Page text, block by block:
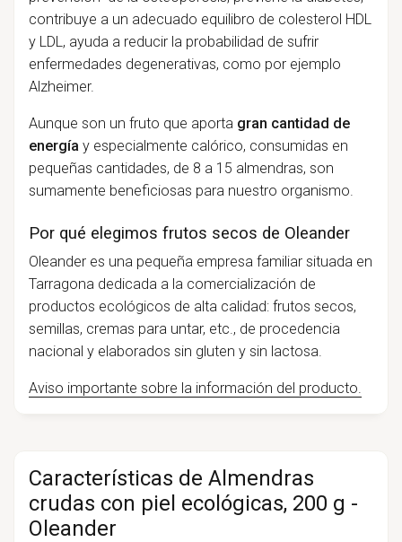
contribuye a un adecuado equilibro de colesterol HDL
y LDL, ayuda a reducir la probabilidad de sufrir
enfermedades degenerativas, como por ejemplo
Alzheimer.
Aunque son un fruto que aporta gran cantidad de
energía y especialmente calórico, consumidas en
pequeñas cantidades, de 8 a 15 almendras, son
sumamente beneficiosas para nuestro organismo.
Por qué elegimos frutos secos de Oleander
Oleander es una pequeña empresa familiar situada en
Tarragona dedicada a la comercialización de
productos ecológicos de alta calidad: frutos secos,
semillas, cremas para untar, etc., de procedencia
nacional y elaborados sin gluten y sin lactosa.
Aviso importante sobre la información del producto.
Características de Almendras
crudas con piel ecológicas, 200 g -
Oleander